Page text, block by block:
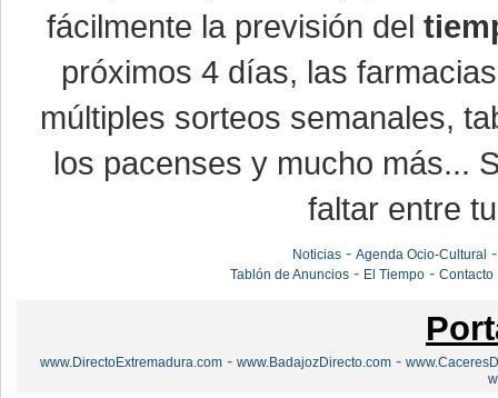
fácilmente la previsión del
próximos 4 días, las
múltiples sorteos semanales,
los pacenses y mucho más...
faltar entre
Noticias -Agenda Ocio-Cultural
Tablón de Anuncios - El Tiempo -Contacto
www.DirectoExtremadura.com - www.BadajozDirecto.com -